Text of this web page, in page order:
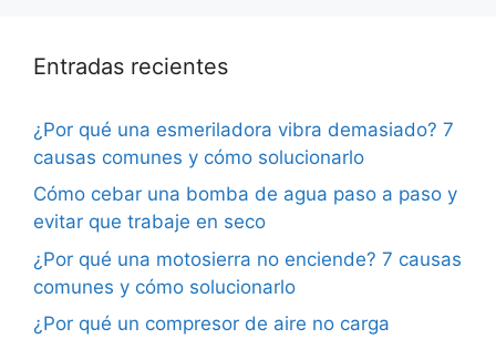
Entradas recientes
¿Por qué una esmeriladora vibra demasiado? 7
causas comunes y cómo solucionarlo
Cómo cebar una bomba de agua paso a paso y
evitar que trabaje en seco
¿Por qué una motosierra no enciende? 7 causas
comunes y cómo solucionarlo
¿Por qué un compresor de aire no carga